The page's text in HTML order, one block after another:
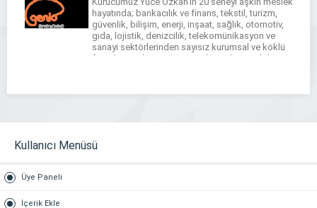
hayatında; bankacılık ve finans, tekstil, turizm,
güvenlik, bilişim, enerji, inşaat, sağlık, otomotiv,
gıda, lojistik, denizcilik, telekomünikasyon ve
sanayi sektörlerinden sayısız kurumsal ve köklü
firmalara web tasarım ve web yazılım, mobil
Kullanıcı Menüsü
Üye Paneli
İçerik Ekle